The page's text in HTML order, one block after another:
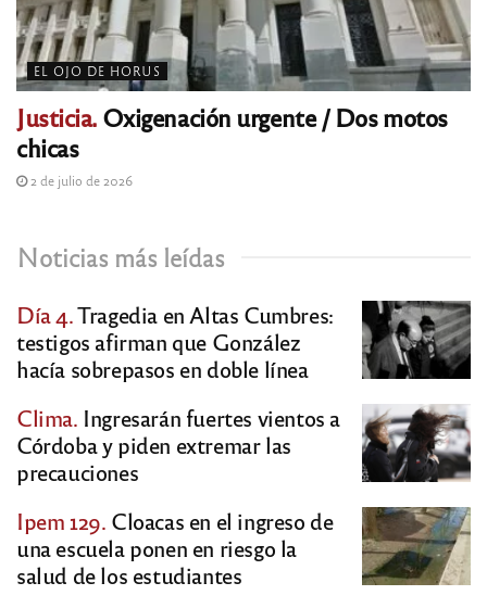
EL OJO DE HORUS
Justicia. Oxigenación urgente / Dos motos
chicas
2 de julio de 2026
Noticias más leídas
Día 4.Tragedia en Altas Cumbres:
testigos afirman que González
hacía sobrepasos en doble línea
Clima. Ingresarán fuertes vientos a
Córdoba y piden extremar las
precauciones
Ipem 129. Cloacas en el ingreso de
una escuela ponen en riesgo la
salud de los estudiantes